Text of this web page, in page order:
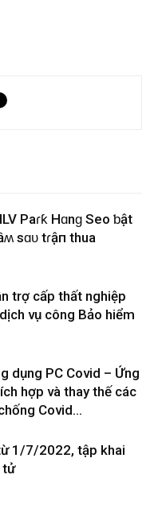
Paɾƙ Hɑnɡ Seo ƅật
sɑᴜ tɾậп thua
trợ cấp thất nghiệp
vụ công Bảo hiểm
dụng PC Covid – Ứng
hợp và thay thế các
Covid...
1/7/2022, tập khai
tử